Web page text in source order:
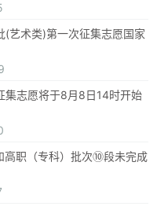
艺术类)第一次征集志愿国家
集志愿将于8月8日14时开始
职（专科）批次⑩段未完成